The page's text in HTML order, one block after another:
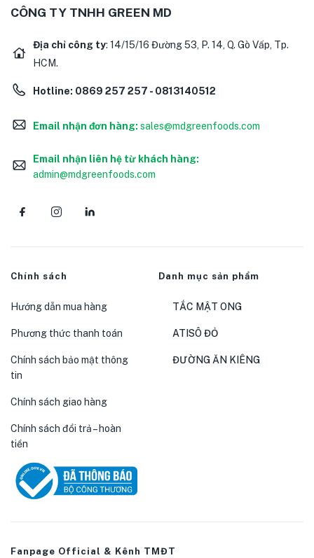
CÔNG TY TNHH GREEN MD
Địa chỉ công ty: 14/15/16 Đường 53, P. 14, Q. Gò Vấp, Tp.
HCM.
Hotline: 0869 257 257 - 0813140512
Email nhận đơn hàng: sales@mdgreenfoods.com
Email nhận liên hệ từ khách hàng:
admin@mdgreenfoods.com
Chính sách
Hướng dẫn mua hàng
Phương thức thanh toán
Chính sách bảo mật thông
tin
Chính sách giao hàng
Chính sách đổi trả – hoàn
tiền
Danh mục sản phẩm
TẮC MẬT ONG
ATISÔ ĐỎ
ĐƯỜNG ĂN KIÊNG
Fanpage Official & Kênh TMĐT